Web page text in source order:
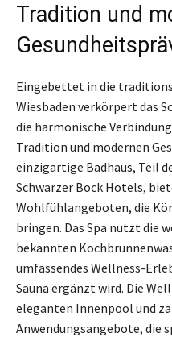
Tradition und
Eingebettet in die
Wiesbaden verkörpert das
die harmonische
Tradition und modernen
einzigartige Badhaus, Teil
Schwarzer Bock Hotels,
Wohlfühlangeboten, die
bringen. Das Spa nutzt die
bekannten
umfassendes Wellness-
Sauna ergänzt wird. Die
eleganten Innenpool und
Anwendungsangebote, die